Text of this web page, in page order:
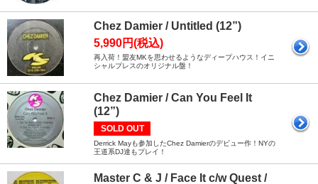
Chez Damier / Untitled (12”)
5,990円(税込)
再入荷！盟友MKを思わせるようなディープハウス！イニ
シャルプレスのオリジナル盤！
Chez Damier / Can You Feel It
(12”)
SOLD OUT
Derrick Mayも参加したChez Damierのデビュー作！NYの
王道系DJ達もプレイ！
Master C & J / Face It c/w Quest /